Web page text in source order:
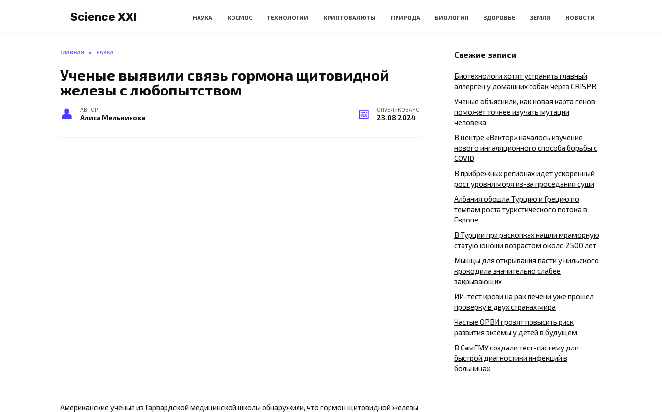
Science XXI НАУКА КОСМОС ТЕХНОЛОГИИ КРИПТОВАЛЮТЫ ПРИРОДА БИОЛОГИЯ ЗДОРОВЬЕ ЗЕМЛЯ НОВОСТИ
ГЛАВНАЯ » НАУКА
Ученые выявили связь гормона щитовидной
железы с любопытством
АВТОР
Алиса Мельникова
ОПУБЛИКОВАНО
23.08.2024
Американские ученые из Гарвардской медицинской школы обнаружили, что гормон щитовидной железы
Свежие записи
Биотехнологи хотят устранить главный
аллерген у домашних собак через CRISPR
Ученые объяснили, как новая карта генов
поможет точнее изучать мутации
человека
В центре «Вектор» началось изучение
нового ингаляционного способа борьбы с
COVID
В прибрежных регионах идет ускоренный
рост уровня моря из-за проседания суши
Албания обошла Турцию и Грецию по
темпам роста туристического потока в
Европе
В Турции при раскопках нашли мраморную
статую юноши возрастом около 2500 лет
Мышцы для открывания пасти у нильского
крокодила значительно слабее
закрывающих
ИИ-тест крови на рак печени уже прошел
проверку в двух странах мира
Частые ОРВИ грозят повысить риск
развития экземы у детей в будущем
В СамГМУ создали тест-систему для
быстрой диагностики инфекций в
больницах